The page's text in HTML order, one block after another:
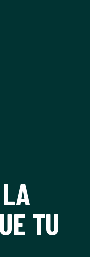
TU